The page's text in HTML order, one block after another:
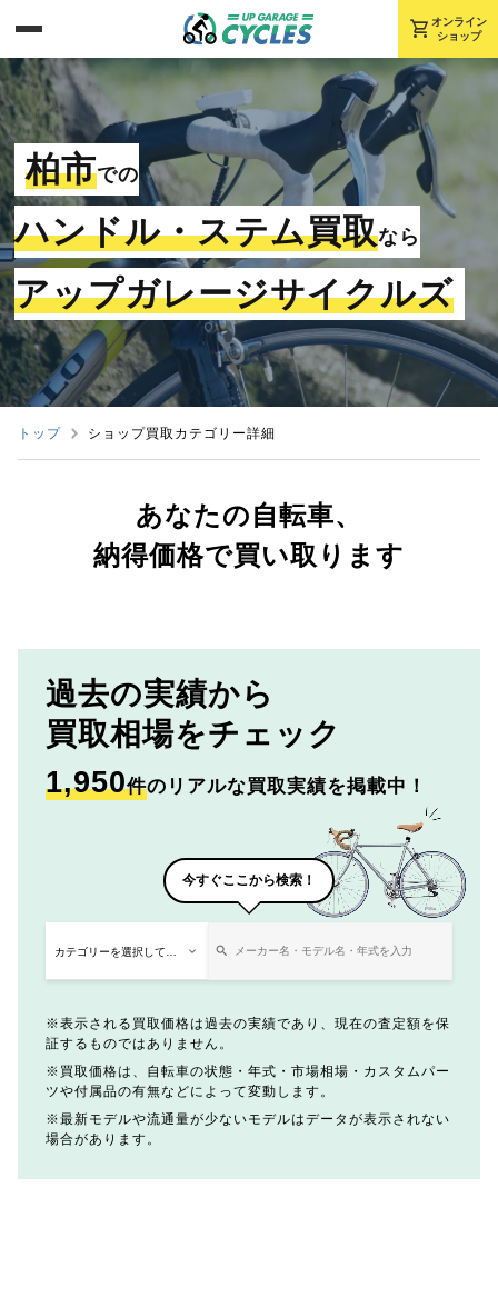
shopping_cart オンライン
ショップ
柏市での
ハンドル・ステム買取なら
アップガレージサイクルズ
トップ ショップ買取カテゴリー詳細
あなたの自転車、
納得価格で買い取ります
過去の実績から
買取相場をチェック
1,950件のリアルな買取実績を掲載中！
今すぐここから検索！
表示される買取価格は過去の実績であり、現在の査定額を保
証するものではありません。
買取価格は、自転車の状態・年式・市場相場・カスタムパー
ツや付属品の有無などによって変動します。
最新モデルや流通量が少ないモデルはデータが表示されない
場合があります。